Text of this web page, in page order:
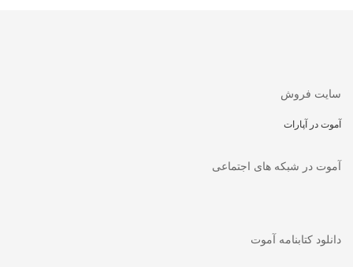
سایت فروش
آموت در آپارات
آموت در شبکه های اجتماعی
دانلود کتابنامه آموت